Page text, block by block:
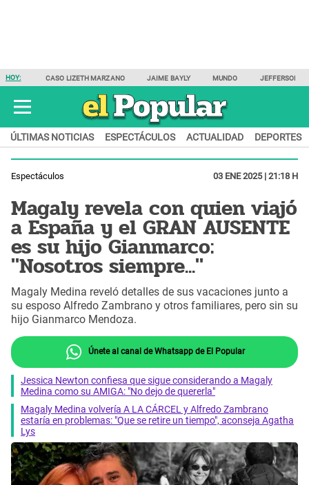
HOY: CASO LIZETH MARZANO JAIME BAYLY MUNDO JEFFERSON
ÚLTIMAS NOTICIAS ESPECTÁCULOS ACTUALIDAD DEPORTES
Espectáculos 03 ENE 2025 | 21:18 H
Magaly revela con quien viajó
a España y el GRAN AUSENTE
es su hijo Gianmarco:
"Nosotros siempre..."
Magaly Medina reveló detalles de sus vacaciones junto a
su esposo Alfredo Zambrano y otros familiares, pero sin su
hijo Gianmarco Mendoza.
Únete al canal de Whatsapp de El Popular
Jessica Newton confiesa que sigue considerando a Magaly
Medina como su AMIGA: "No dejo de quererla"
Magaly Medina volvería A LA CÁRCEL y Alfredo Zambrano
estaría en problemas: "Que se retire un tiempo", aconseja Agatha
Lys